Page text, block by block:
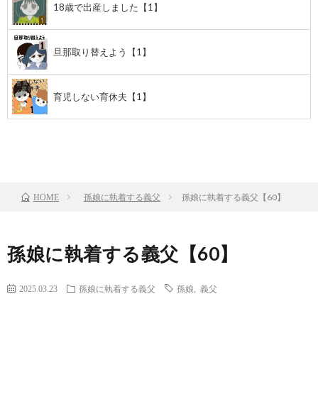
18歳で出産しました【1】
旦那取り替えよう【1】
育児しない育休夫【1】
HOME 孫娘に執着する義父 孫娘に執着する義父【60】
孫娘に執着する義父【60】
2025.03.23 孫娘に執着する義父 孫娘 義父